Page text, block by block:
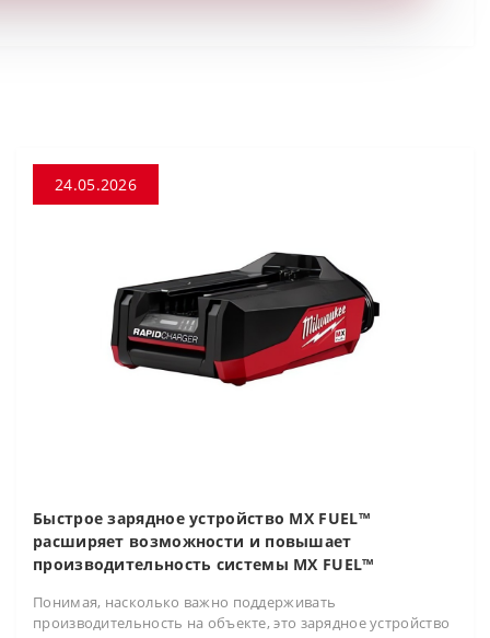
24.05.2026
Быстрое зарядное устройство MX FUEL™
расширяет возможности и повышает
производительность системы MX FUEL™
Понимая, насколько важно поддерживать
производительность на объекте, это зарядное устройство